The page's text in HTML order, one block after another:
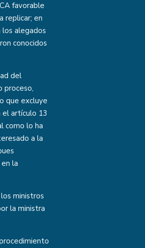
favorable
replicar; en
alegados
conocidos
del
proceso,
que excluye
el artículo 13
como lo ha
a la
la
ministros
la ministra